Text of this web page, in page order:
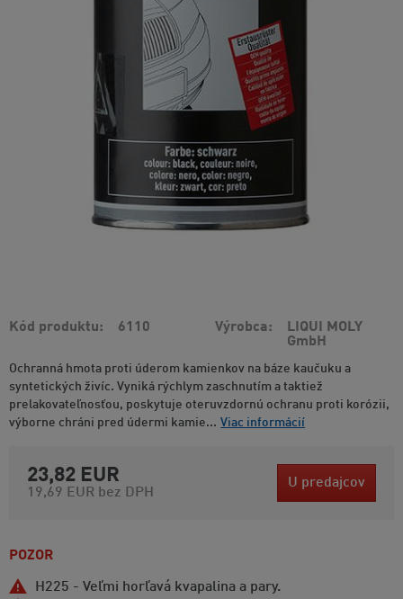
Kód produktu 6110 Výrobca
LIQUI MOLY
GmbH
Ochranná hmota proti úderom kamienkov na báze kaučuku a
syntetických živíc. Vyniká rýchlym zaschnutím a taktiež
prelakovateľnosťou, poskytuje oteruvzdornú ochranu proti korózii,
výborne chráni pred údermi kamie... Viac informácií
23,82 EUR
19,69 EUR bez DPH
U predajcov
H225 - Veľmi horľavá kvapalina a pary.
POZOR